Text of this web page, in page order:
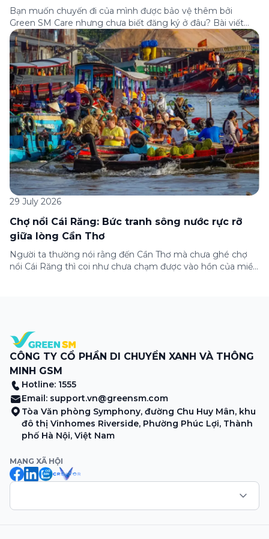
Bạn muốn chuyến đi của mình được bảo vệ thêm bởi
Green SM Care nhưng chưa biết đăng ký ở đâu? Bài viết
dưới đây sẽ hướng dẫn chi tiết cách tham gia (và hủy tham
gia) gói bảo hiểm này ngay trên ứng dụng Green SM, cùng
những lưu ý quan trọng trước khi […]
29 July 2026
Chợ nổi Cái Răng: Bức tranh sông nước rực rỡ
giữa lòng Cần Thơ
Người ta thường nói rằng đến Cần Thơ mà chưa ghé chợ
nổi Cái Răng thì coi như chưa chạm được vào hồn của miền
CÔNG TY CỔ PHẦN DI CHUYỂN XANH VÀ THÔNG
MINH GSM
Hotline: 1555
Email: support.vn@greensm.com
Tòa Văn phòng Symphony, đường Chu Huy Mân, khu
đô thị Vinhomes Riverside, Phường Phúc Lợi, Thành
phố Hà Nội, Việt Nam
MẠNG XÃ HỘI